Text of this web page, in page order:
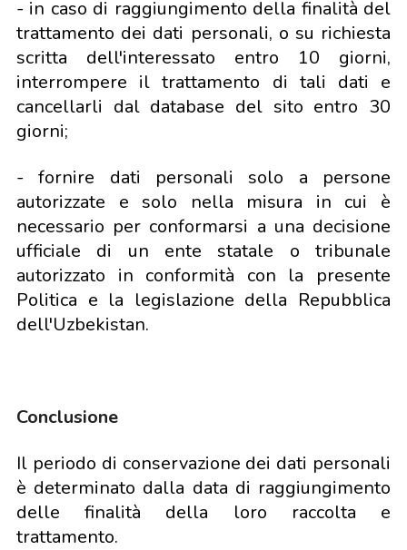
- in caso di raggiungimento della finalità del
trattamento dei dati personali, o su richiesta
scritta dell'interessato entro 10 giorni,
interrompere il trattamento di tali dati e
cancellarli dal database del sito entro 30
giorni;
- fornire dati personali solo a persone
autorizzate e solo nella misura in cui è
necessario per conformarsi a una decisione
ufficiale di un ente statale o tribunale
autorizzato in conformità con la presente
Politica e la legislazione della Repubblica
dell'Uzbekistan.
Conclusione
Il periodo di conservazione dei dati personali
è determinato dalla data di raggiungimento
delle finalità della loro raccolta e
trattamento.